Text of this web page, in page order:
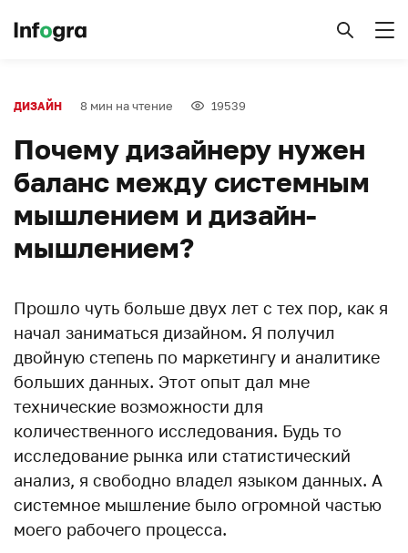
ДИЗАЙН 8 мин на чтение 19539
Почему дизайнеру нужен
баланс между системным
мышлением и дизайн-
мышлением?
Прошло чуть больше двух лет с тех пор, как я
начал заниматься дизайном. Я получил
двойную степень по маркетингу и аналитике
больших данных. Этот опыт дал мне
технические возможности для
количественного исследования. Будь то
исследование рынка или статистический
анализ, я свободно владел языком данных. А
системное мышление было огромной частью
моего рабочего процесса.